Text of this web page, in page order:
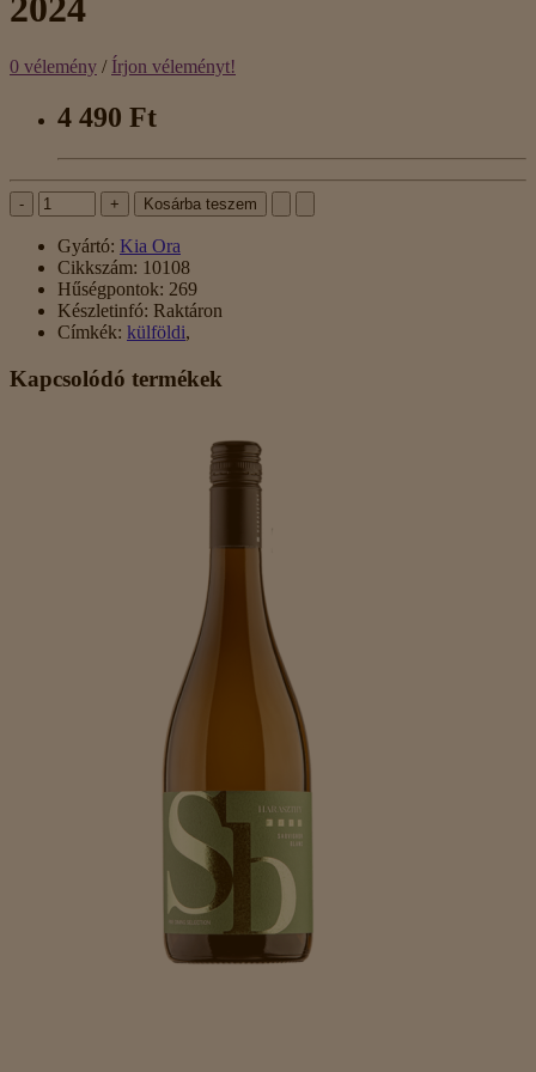
0 vélemény / Írjon véleményt!
4 490 Ft
- + Kosárba teszem
Gyártó: Kia Ora
Cikkszám: 10108
Hűségpontok: 269
Készletinfó: Raktáron
Címkék: külföldi,
Kapcsolódó termékek